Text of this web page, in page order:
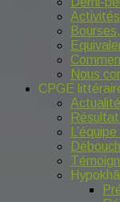
Nous
CPGE